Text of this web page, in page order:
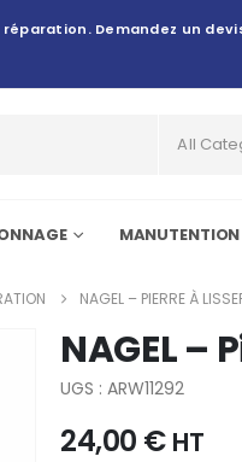
Demandez un
All
MANUTENTION
NAGEL – PIERRE À
NAGEL –
UGS : ARW11292
24,00 € HT